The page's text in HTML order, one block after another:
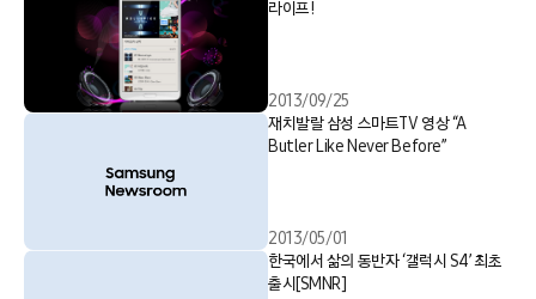
라이프!
2013/09/25
재치발랄 삼성 스마트TV 영상 “A
Butler Like Never Before”
2013/05/01
한국에서 삶의 동반자 ‘갤럭시 S4’ 최초
출시[SMNR]